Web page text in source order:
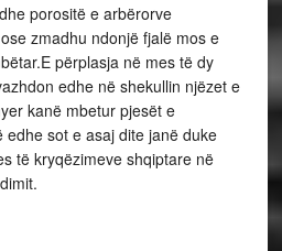
porositë e arbërorve
zmadhu ndonjë fjalë mos e
përplasja në mes të dy
edhe në shekullin njëzet e
kanë mbetur pjesët e
sot e asaj dite janë duke
të kryqëzimeve shqiptare në